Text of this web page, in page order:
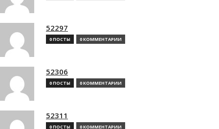
52297
0 ПОСТЫ 0 КОММЕНТАРИИ
52306
0 ПОСТЫ 0 КОММЕНТАРИИ
52311
0 ПОСТЫ 0 КОММЕНТАРИИ